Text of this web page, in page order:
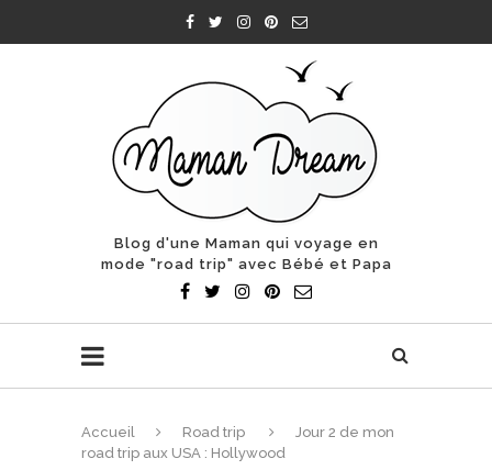
Blog d'une Maman qui voyage en
mode "road trip" avec Bébé et Papa
Accueil Road trip
Jour 2 de mon
road trip aux USA : Hollywood